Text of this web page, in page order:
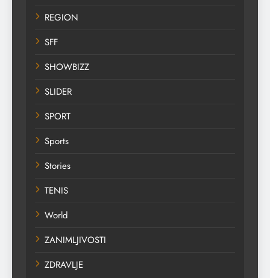
REGION
SFF
SHOWBIZZ
SLIDER
SPORT
Sports
Stories
TENIS
World
ZANIMLJIVOSTI
ZDRAVLJE